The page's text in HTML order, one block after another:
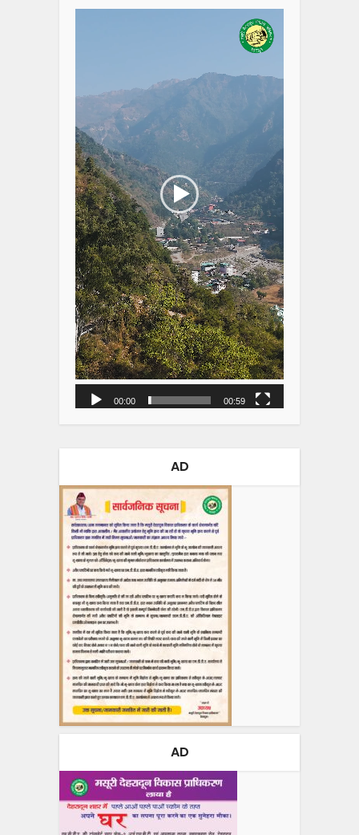
00:00 00:59
AD
AD